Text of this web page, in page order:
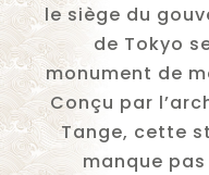
le siège du
de Tokyo
monument de
Conçu par
Tange, cette
manque